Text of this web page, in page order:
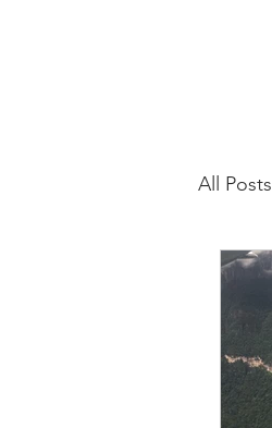
All Posts